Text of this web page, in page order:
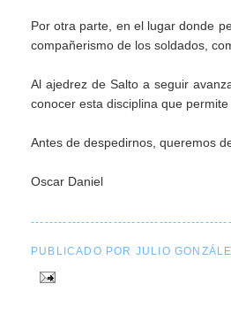
Por otra parte, en el lugar donde
compañerismo de los soldados,
Al ajedrez de Salto a seguir
conocer esta disciplina que
Antes de despedirnos, queremos
Oscar Daniel
PUBLICADO POR JULIO